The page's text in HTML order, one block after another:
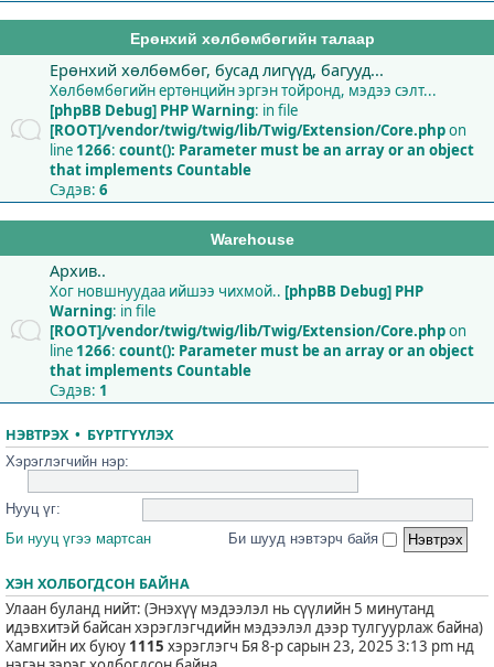
Ерөнхий хөлбөмбөгийн талаар
Ерөнхий хөлбөмбөг, бусад лигүүд, багууд...
Хөлбөмбөгийн ертөнцийн эргэн тойронд, мэдээ сэлт...
[phpBB Debug] PHP Warning: in file
[ROOT]/vendor/twig/twig/lib/Twig/Extension/Core.phpon
line 1266: count(): Parameter must be an array or an object
that implements Countable
Сэдэв: 6
Warehouse
Архив..
Хог новшнуудаа ийшээ чихмой.. [phpBB Debug] PHP
Warning: in file
[ROOT]/vendor/twig/twig/lib/Twig/Extension/Core.phpon
line 1266: count(): Parameter must be an array or an object
that implements Countable
Сэдэв: 1
НЭВТРЭХ• БҮРТГҮҮЛЭХ
Хэрэглэгчийн нэр:
Нууц үг:
Би нууц үгээ мартсан
Би шууд нэвтэрч байя
ХЭН ХОЛБОГДСОН БАЙНА
Улаан буланд нийт: (Энэхүү мэдээлэл нь сүүлийн 5 минутанд
идэвхитэй байсан хэрэглэгчдийн мэдээлэл дээр тулгуурлаж байна)
Хамгийн их буюу 1115 хэрэглэгч Бя 8-р сарын 23, 2025 3:13 pm нд